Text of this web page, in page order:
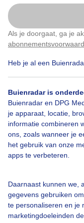
Als je doorgaat, ga je
Heb je al een
Buienradar is
Buienradar en DPG
je apparaat, locatie,
informatie combineren
ons, zoals wanneer je
het gebruik van onze
apps te verbeteren.
Daarnaast kunnen we,
gegevens gebruiken
te personaliseren en je
marketingdoeleinden
Mix van zon
Door: ria brasser
Bekijk slideshow
Klik